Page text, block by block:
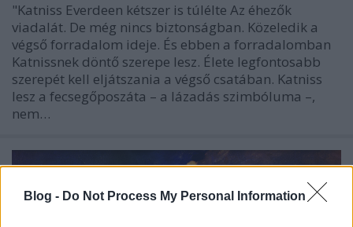
Blog - Do Not Process My Personal Information
"Katniss Everdeen kétszer is túlélte Az éhezők
viadalát. De még nincs biztonságban. Közeledik a
végső forradalom ideje. És ebben a forradalomban
Katnissnek döntő szerepe lesz. Élete legfontosabb
szerepét kell eljátszania a végső csatában. Katniss
lesz a fecsegőposzáta – a lázadás szimbóluma –,
nem…